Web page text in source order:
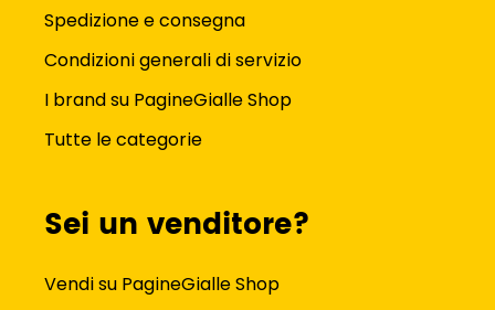
Spedizione e consegna
Condizioni generali di servizio
I brand su PagineGialle Shop
Tutte le categorie
Sei un venditore?
Vendi su PagineGialle Shop